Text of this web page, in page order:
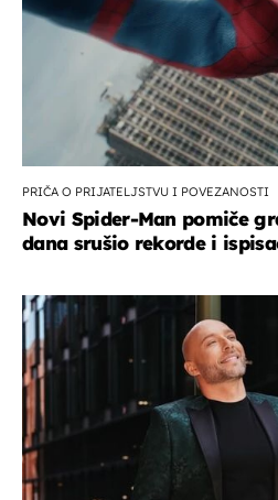
PRIČA O PRIJATELJSTVU I POVEZANOSTI
Novi Spider-Man pomiče
dana srušio rekorde i